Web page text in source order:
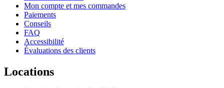
Mon compte et mes commandes
Paiements
Conseils
FAQ
Accessibilité
Évaluations des clients
Locations